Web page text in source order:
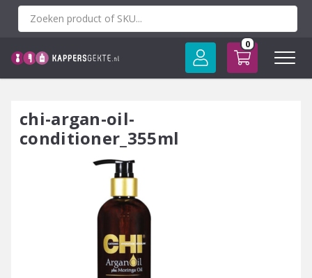
Spring
0
chi-argan-oil-
conditioner_355ml